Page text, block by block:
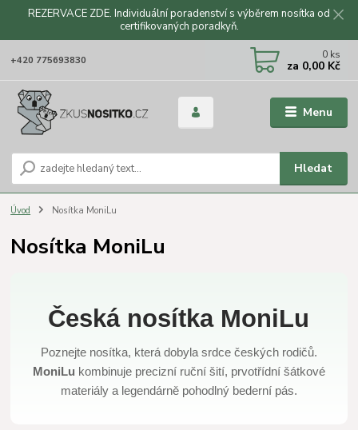
REZERVACE ZDE. Individuální poradenství s výběrem nosítka od
certifikovaných poradkyň.
Menu
Hledat
+420 775693830 0 ks
za 0,00 Kč
Úvod Nosítka MoniLu
Nosítka MoniLu
Česká nosítka MoniLu
Poznejte nosítka, která dobyla srdce českých rodičů.
MoniLu kombinuje precizní ruční šití, prvotřídní šátkové
materiály a legendárně pohodlný bederní pás.